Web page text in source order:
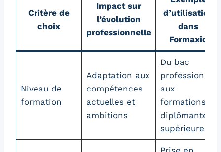
Critère de
choix
Impact sur
l’évolution
professionnelle
d’utilisation
dans
Formaxio
Niveau de
formation
Adaptation aux
compétences
actuelles et
ambitions
Du bac
professionnel
aux
formations
diplômantes
supérieures
Prise en